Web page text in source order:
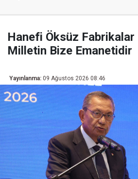
Hanefi Öksüz Fabrikalar
Milletin Bize Emanetidir
Yayınlanma: 09 Ağustos 2026 08:46